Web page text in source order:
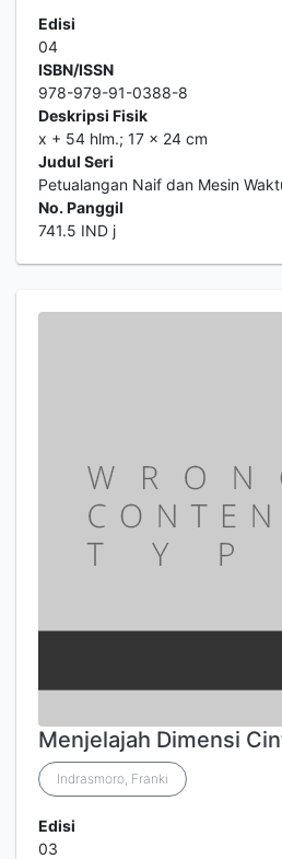
Edisi
04
ISBN/ISSN
978-979-91-0388-8
Deskripsi Fisik
x + 54 hlm.; 17 x 24 cm
Judul Seri
Petualangan Naif dan Mesin
No. Panggil
741.5 IND j
Menjelajah Dimensi
Indrasmoro, Franki
Edisi
03